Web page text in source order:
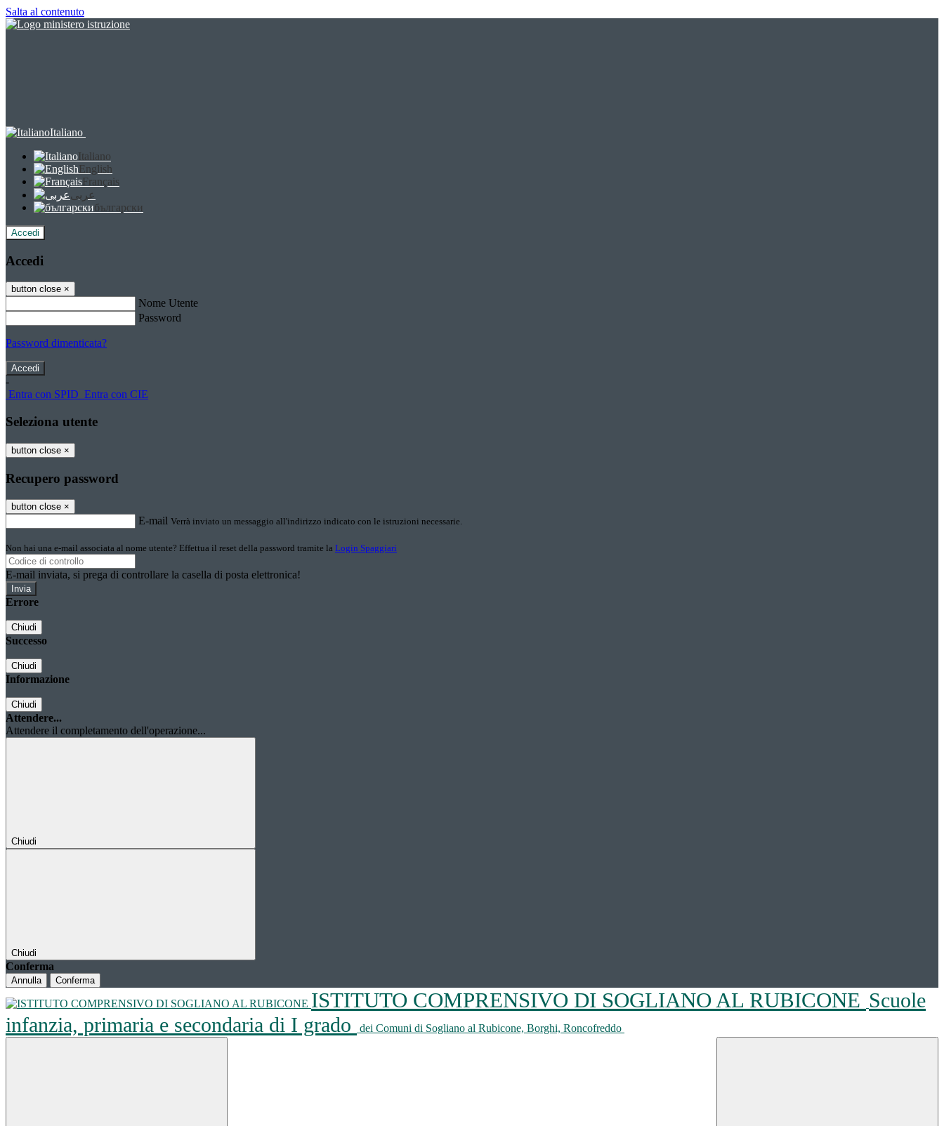
Salta al contenuto
Italiano
Italiano
English
Français
عربى
български
Accedi
Accedi
button close ×
Nome Utente
Password
Password dimenticata?
-
Entra con SPID Entra con CIE
Seleziona utente
button close ×
Recupero password
button close ×
E-mail Verrà inviato un messaggio all'indirizzo indicato con le istruzioni necessarie.
Non hai una e-mail associata al nome utente? Effettua il reset della password tramite la Login Spaggiari
E-mail inviata, si prega di controllare la casella di posta elettronica!
Errore
Chiudi
Successo
Chiudi
Informazione
Chiudi
Attendere...
Attendere il completamento dell'operazione...
Chiudi
Chiudi
Conferma
Annulla Conferma
ISTITUTO COMPRENSIVO DI SOGLIANO AL RUBICONE Scuole
infanzia, primaria e secondaria di I grado
dei Comuni di Sogliano al Rubicone, Borghi, Roncofreddo